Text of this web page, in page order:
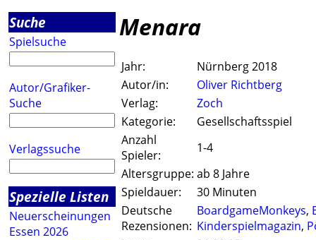
Suche
Spielsuche
Autor/Grafiker-
Suche
Verlagssuche
Spezielle Listen
Neuerscheinungen
Essen 2026
Menara
Jahr:
Nürnberg 2018
Autor/in:
Oliver Richtberg
Verlag:
Zoch
Kategorie:
Gesellschaftsspiel
Anzahl
Spieler:
1-4
Altersgruppe: ab 8 Jahre
Spieldauer:
30 Minuten
Deutsche
Rezensionen:
BoardgameMonkeys,
Kinderspielmagazin,